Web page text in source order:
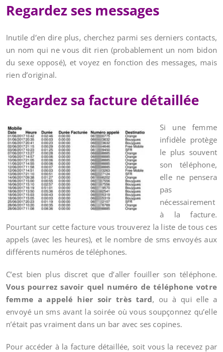
Regardez ses messages
Inutile d’en dire plus, cherchez parmi ses derniers contacts,
un nom qui ne vous dit rien (probablement un nom bidon
du sexe opposé), et voyez en fonction des messages, mais
rien d’original.
Regardez sa facture détaillée
Si une femme
infidèle protège
le plus souvent
son téléphone,
elle ne pensera
pas
nécessairement
à la facture.
Pourtant sur cette facture vous trouverez la liste de tous ces
appels (avec les heures), et le nombre de sms envoyés aux
différents numéros de téléphones.
C’est bien plus discret que d’aller fouiller son téléphone.
Vous pourrez savoir quel numéro de téléphone votre
femme a appelé hier soir très tard, ou à qui elle a
envoyé un sms avant la soirée où vous soupçonnez qu’elle
n’était pas vraiment dans un bar avec ses copines.
Pour accéder à la facture détaillée, soit vous la recevez par